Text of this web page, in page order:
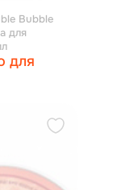
Bubble
для
для